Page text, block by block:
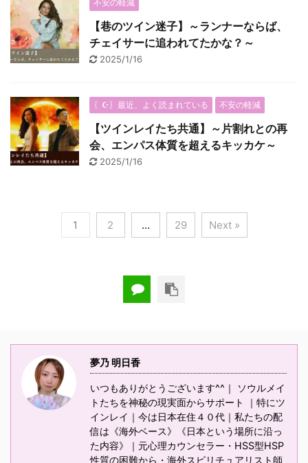
不安の軽減
【巷のツイン迷子】～ランナーならば、
チェイサーに追われてたかな？～
2025/1/16
〖☪︎〗最近、よく読まれている 不安の軽減
【ツインレイたち共通】～片割れとの再
会、エンパス体質を超えるキッカケ～
2025/1/16
1 2 … 29 Next »
夢乃 明日香
いつもありがとうございます^^｜ ソウルメイ
トたちを神秘の現実面からサポート ｜特にツ
インレイ｜今は日本在住４０代｜私たちの配
信は《海外ベース》《日本という場所に沿っ
た内容》｜元心理カウンセラー・HSS型HSP
性質の困難から・海外スピリチュアリスト師